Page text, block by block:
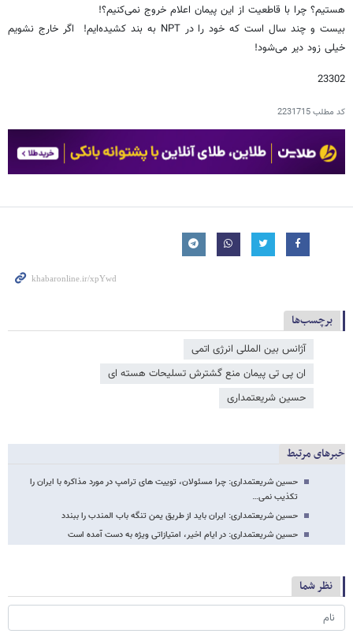
هستیم؟ چرا با قاطعیت از این پیمان اعلام خروج نمی‌کنیم؟!
بیست و چند سال است که خود را در NPT به بند کشیده‌ایم! اگر خارج نشویم
خیلی زود دیر می‌شود!
23302
کد مطلب2231715
برچسب‌ها
آژانس بین المللی انرژی اتمی
ان پی تی پیمان منع گشترش تسلیحات هسته ای
حسین شریعتمداری
خبرهای مرتبط
حسین شریعتمداری: چرا مسئولان، توییت های ترامپ در مورد مذاکره با ایران را
تکذیب نمی…
حسین شریعتمداری: ایران باید از طریق یمن تنگه باب المندب را ببندد
حسین شریعتمداری: در ایام اخیر، امتیازاتی ویژه به دست آمده است
نظر شما